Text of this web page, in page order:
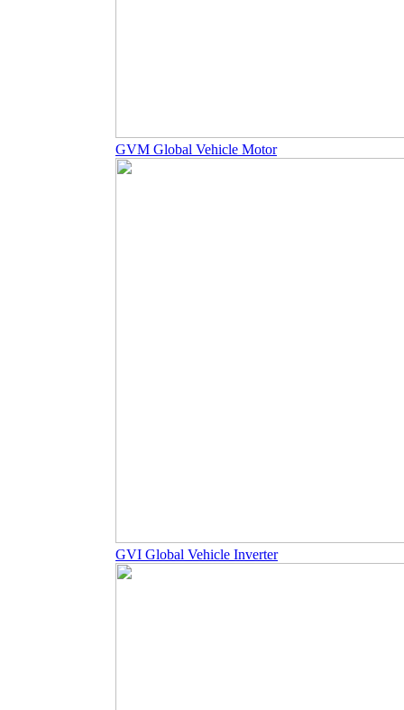
GVM Global Vehicle Motor
GVI Global Vehicle Inverter